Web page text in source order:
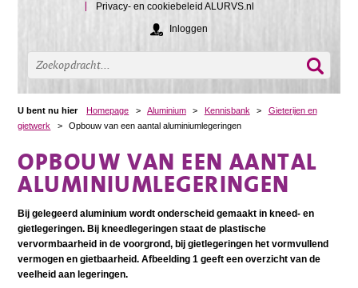
Privacy- en cookiebeleid ALURVS.nl
Inloggen
U bent nu hier Homepage > Aluminium > Kennisbank >
Gieterijen en
gietwerk
> Opbouw van een aantal aluminiumlegeringen
OPBOUW VAN EEN AANTAL
ALUMINIUMLEGERINGEN
Bij gelegeerd aluminium wordt onderscheid gemaakt in kneed- en
gietlegeringen. Bij kneedlegeringen staat de plastische
vervormbaarheid in de voorgrond, bij gietlegeringen het vormvullend
vermogen en gietbaarheid. Afbeelding 1 geeft een overzicht van de
veelheid aan legeringen.